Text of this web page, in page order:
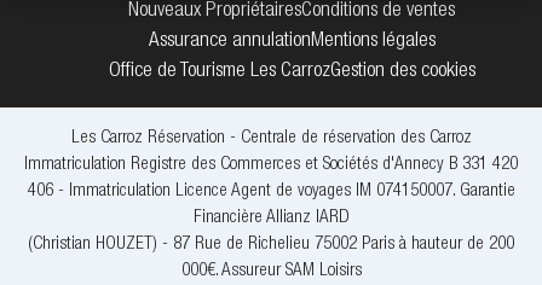
Nouveaux PropriétairesConditions de ventes
Assurance annulationMentions légales
Office de Tourisme Les CarrozGestion des cookies
Les Carroz Réservation - Centrale de réservation des Carroz
Immatriculation Registre des Commerces et Sociétés d'Annecy B 331 420
406 - Immatriculation Licence Agent de voyages IM 074150007. Garantie
Financière Allianz IARD
(Christian HOUZET) - 87 Rue de Richelieu 75002 Paris à hauteur de 200
000€. Assureur SAM Loisirs